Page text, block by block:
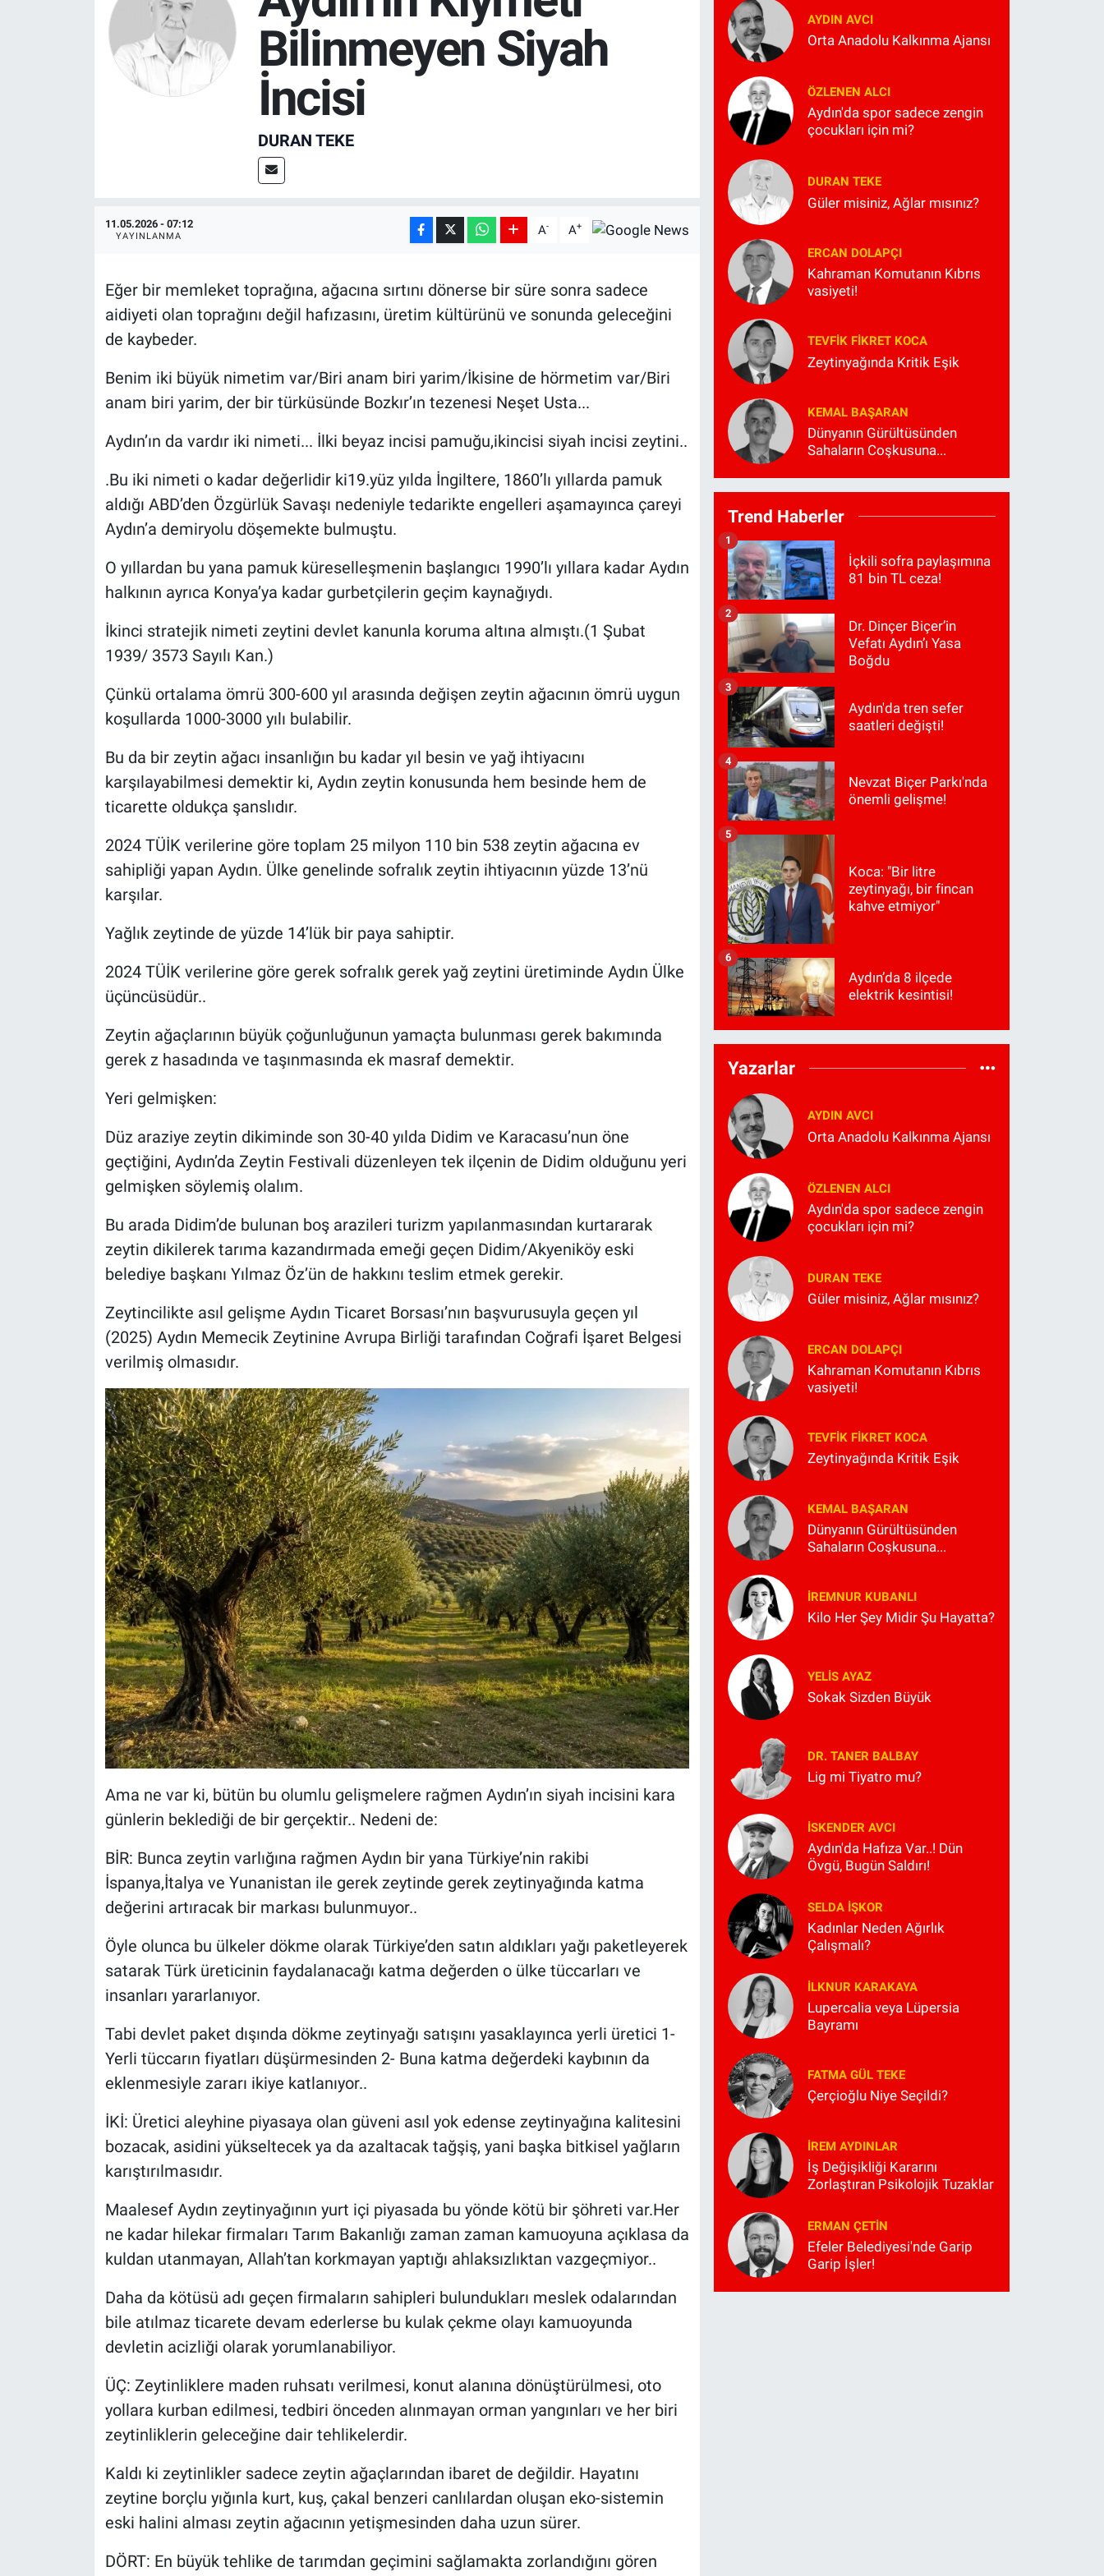
Bilinmeyen Siyah
İncisi
DURAN TEKE
11.05.2026 - 07:12
YAYINLANMA A- A+
Eğer bir memleket toprağına, ağacına sırtını dönerse bir süre sonra sadece
aidiyeti olan toprağını değil hafızasını, üretim kültürünü ve sonunda geleceğini
de kaybeder.
Benim iki büyük nimetim var/Biri anam biri yarim/İkisine de hörmetim var/Biri
anam biri yarim, der bir türküsünde Bozkır’ın tezenesi Neşet Usta...
Aydın’ın da vardır iki nimeti... İlki beyaz incisi pamuğu,ikincisi siyah incisi zeytini..
.Bu iki nimeti o kadar değerlidir ki19.yüz yılda İngiltere, 1860’lı yıllarda pamuk
aldığı ABD’den Özgürlük Savaşı nedeniyle tedarikte engelleri aşamayınca çareyi
Aydın’a demiryolu döşemekte bulmuştu.
O yıllardan bu yana pamuk küreselleşmenin başlangıcı 1990’lı yıllara kadar Aydın
halkının ayrıca Konya’ya kadar gurbetçilerin geçim kaynağıydı.
İkinci stratejik nimeti zeytini devlet kanunla koruma altına almıştı.(1 Şubat
1939/ 3573 Sayılı Kan.)
Çünkü ortalama ömrü 300-600 yıl arasında değişen zeytin ağacının ömrü uygun
koşullarda 1000-3000 yılı bulabilir.
Bu da bir zeytin ağacı insanlığın bu kadar yıl besin ve yağ ihtiyacını
karşılayabilmesi demektir ki, Aydın zeytin konusunda hem besinde hem de
ticarette oldukça şanslıdır.
2024 TÜİK verilerine göre toplam 25 milyon 110 bin 538 zeytin ağacına ev
sahipliği yapan Aydın. Ülke genelinde sofralık zeytin ihtiyacının yüzde 13’nü
karşılar.
Yağlık zeytinde de yüzde 14’lük bir paya sahiptir.
2024 TÜİK verilerine göre gerek sofralık gerek yağ zeytini üretiminde Aydın Ülke
üçüncüsüdür..
Zeytin ağaçlarının büyük çoğunluğunun yamaçta bulunması gerek bakımında
gerek z hasadında ve taşınmasında ek masraf demektir.
Yeri gelmişken:
Düz araziye zeytin dikiminde son 30-40 yılda Didim ve Karacasu’nun öne
geçtiğini, Aydın’da Zeytin Festivali düzenleyen tek ilçenin de Didim olduğunu yeri
gelmişken söylemiş olalım.
Bu arada Didim’de bulunan boş arazileri turizm yapılanmasından kurtararak
zeytin dikilerek tarıma kazandırmada emeği geçen Didim/Akyeniköy eski
belediye başkanı Yılmaz Öz’ün de hakkını teslim etmek gerekir.
Zeytincilikte asıl gelişme Aydın Ticaret Borsası’nın başvurusuyla geçen yıl
(2025) Aydın Memecik Zeytinine Avrupa Birliği tarafından Coğrafi İşaret Belgesi
verilmiş olmasıdır.
Ama ne var ki, bütün bu olumlu gelişmelere rağmen Aydın’ın siyah incisini kara
günlerin beklediği de bir gerçektir.. Nedeni de:
BİR: Bunca zeytin varlığına rağmen Aydın bir yana Türkiye’nin rakibi
İspanya,İtalya ve Yunanistan ile gerek zeytinde gerek zeytinyağında katma
değerini artıracak bir markası bulunmuyor..
Öyle olunca bu ülkeler dökme olarak Türkiye’den satın aldıkları yağı paketleyerek
satarak Türk üreticinin faydalanacağı katma değerden o ülke tüccarları ve
insanları yararlanıyor.
Tabi devlet paket dışında dökme zeytinyağı satışını yasaklayınca yerli üretici 1-
Yerli tüccarın fiyatları düşürmesinden 2- Buna katma değerdeki kaybının da
eklenmesiyle zararı ikiye katlanıyor..
İKİ: Üretici aleyhine piyasaya olan güveni asıl yok edense zeytinyağına kalitesini
bozacak, asidini yükseltecek ya da azaltacak tağşiş, yani başka bitkisel yağların
karıştırılmasıdır.
Maalesef Aydın zeytinyağının yurt içi piyasada bu yönde kötü bir şöhreti var.Her
ne kadar hilekar firmaları Tarım Bakanlığı zaman zaman kamuoyuna açıklasa da
kuldan utanmayan, Allah’tan korkmayan yaptığı ahlaksızlıktan vazgeçmiyor..
Daha da kötüsü adı geçen firmaların sahipleri bulundukları meslek odalarından
bile atılmaz ticarete devam ederlerse bu kulak çekme olayı kamuoyunda
devletin acizliği olarak yorumlanabiliyor.
ÜÇ: Zeytinliklere maden ruhsatı verilmesi, konut alanına dönüştürülmesi, oto
yollara kurban edilmesi, tedbiri önceden alınmayan orman yangınları ve her biri
zeytinliklerin geleceğine dair tehlikelerdir.
Kaldı ki zeytinlikler sadece zeytin ağaçlarından ibaret de değildir. Hayatını
zeytine borçlu yığınla kurt, kuş, çakal benzeri canlılardan oluşan eko-sistemin
eski halini alması zeytin ağacının yetişmesinden daha uzun sürer.
DÖRT: En büyük tehlike de tarımdan geçimini sağlamakta zorlandığını gören
AYDIN AVCI
Orta Anadolu Kalkınma Ajansı
ÖZLENEN ALCI
Aydın'da spor sadece zengin
çocukları için mi?
DURAN TEKE
Güler misiniz, Ağlar mısınız?
ERCAN DOLAPÇI
Kahraman Komutanın Kıbrıs
vasiyeti!
TEVFIK FIKRET KOCA
Zeytinyağında Kritik Eşik
KEMAL BAŞARAN
Dünyanın Gürültüsünden
Sahaların Coşkusuna...
Trend Haberler
İçkili sofra paylaşımına
81 bin TL ceza!
1
Dr. Dinçer Biçer’in
Vefatı Aydın’ı Yasa
Boğdu
2
Aydın'da tren sefer
saatleri değişti!
3
Nevzat Biçer Parkı'nda
önemli gelişme!
4
Koca: "Bir litre
zeytinyağı, bir fincan
kahve etmiyor"
5
Aydın’da 8 ilçede
elektrik kesintisi!
6
Yazarlar
AYDIN AVCI
Orta Anadolu Kalkınma Ajansı
ÖZLENEN ALCI
Aydın'da spor sadece zengin
çocukları için mi?
DURAN TEKE
Güler misiniz, Ağlar mısınız?
ERCAN DOLAPÇI
Kahraman Komutanın Kıbrıs
vasiyeti!
TEVFIK FIKRET KOCA
Zeytinyağında Kritik Eşik
KEMAL BAŞARAN
Dünyanın Gürültüsünden
Sahaların Coşkusuna...
İREMNUR KUBANLI
Kilo Her Şey Midir Şu Hayatta?
YELIS AYAZ
Sokak Sizden Büyük
DR. TANER BALBAY
Lig mi Tiyatro mu?
İSKENDER AVCI
Aydın'da Hafıza Var..! Dün
Övgü, Bugün Saldırı!
SELDA İŞKOR
Kadınlar Neden Ağırlık
Çalışmalı?
İLKNUR KARAKAYA
Lupercalia veya Lüpersia
Bayramı
FATMA GÜL TEKE
Çerçioğlu Niye Seçildi?
İREM AYDINLAR
İş Değişikliği Kararını
Zorlaştıran Psikolojik Tuzaklar
ERMAN ÇETIN
Efeler Belediyesi'nde Garip
Garip İşler!
RESMİ İLANLAR